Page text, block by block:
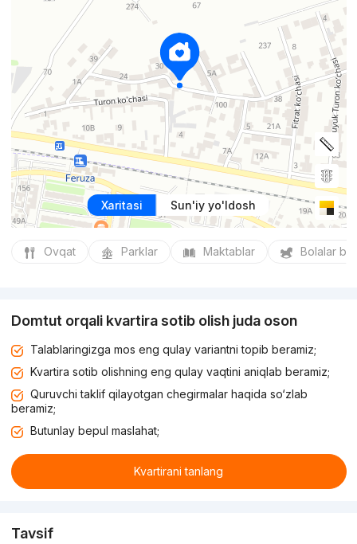
Xaritasi Sun'iy yo'ldosh
Ovqat Parklar Maktablar Bolalar
Domtut orqali kvartira sotib olish juda oson
Talablaringizga mos eng qulay variantni topib beramiz;
Kvartira sotib olishning eng qulay vaqtini aniqlab beramiz;
Quruvchi taklif qilayotgan chegirmalar haqida so‘zlab
beramiz;
Butunlay bepul maslahat;
Kvartirani tanlang
Tavsif